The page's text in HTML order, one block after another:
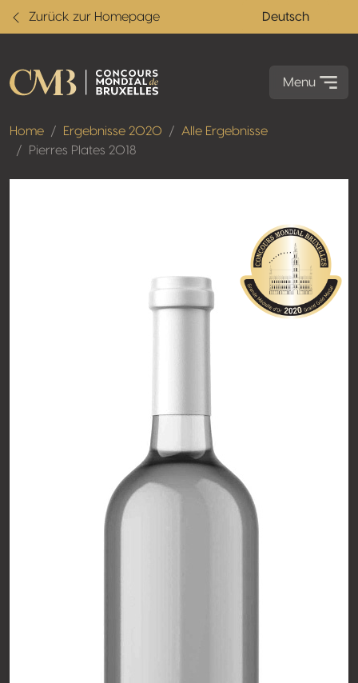
Zurück zur Homepage Deutsch
Menu
Home Ergebnisse 2020
Alle Ergebnisse
Pierres Plates 2018